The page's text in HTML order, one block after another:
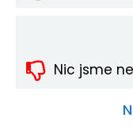
Nic jsme